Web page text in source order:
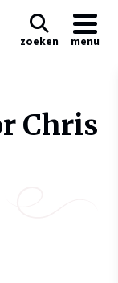
zoeken menu
Chris